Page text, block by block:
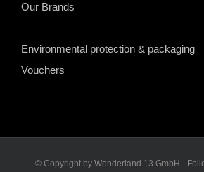
Our Brands
Environmental protection & packaging
Vouchers
© Copyright by Wonderland 13 GmbH -